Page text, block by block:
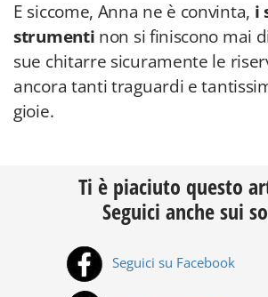
E siccome, Anna ne è convinta, i
strumenti non si finiscono mai
sue chitarre sicuramente le
ancora tanti traguardi e
gioie.
Ti è piaciuto questo
Seguici anche sui
Seguici su Facebook